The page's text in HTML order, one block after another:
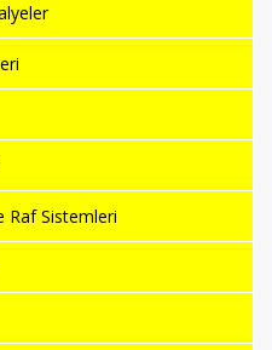
Raf Sistemleri